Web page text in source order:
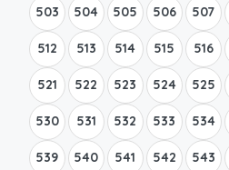
503 504 505 506 507
512 513 514 515 516
521 522 523 524 525
530 531 532 533 534
539 540 541 542 543